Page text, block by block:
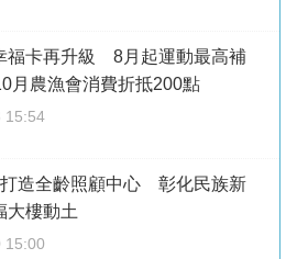
福卡再升級 8月起運動最高補
月農漁會消費折抵200點
15:54
打造全齡照顧中心 彰化民族新
大樓動土
15:00